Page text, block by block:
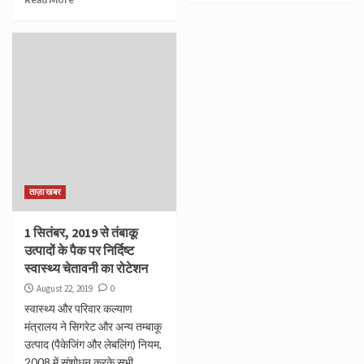
ताज़ा खबर
1 सितंबर, 2019 से तंबाकू
उत्पादों के पैक पर निर्दिष्ट
स्वास्थ्य चेतावनी का रोटेशन
August 22, 2019 0
स्वास्थ्य और परिवार कल्याण
मंत्रालय ने सिगरेट और अन्य तम्बाकू
उत्पाद (पैकेजिंग और लेबलिंग) नियम,